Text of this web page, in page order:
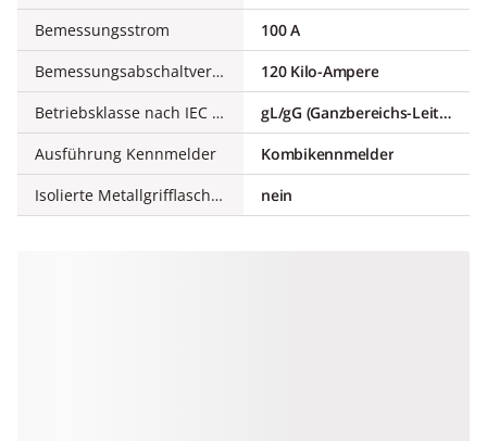
Bemessungsstrom
100 A
Bemessungsabschaltvermögen
120 Kilo-Ampere
Betriebsklasse nach IEC 60269
gL/gG (Ganzbereichs-Leitungsschutz/Ganzbereichs-Gerätesch.)
Ausführung Kennmelder
Kombikennmelder
Isolierte Metallgrifflaschen (IMGL)
nein